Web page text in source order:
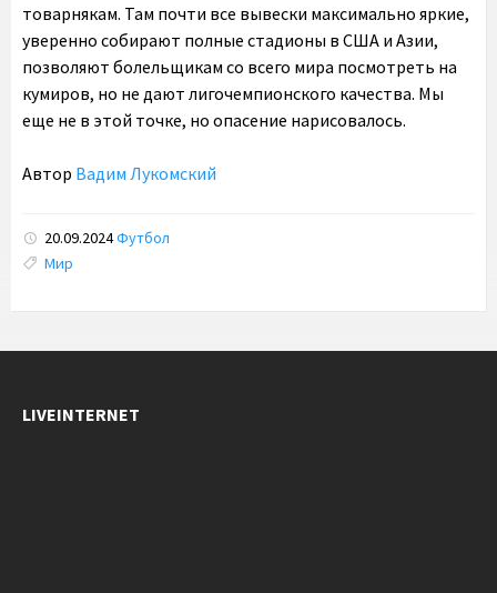
товарнякам. Там почти все вывески максимально яркие,
уверенно собирают полные стадионы в США и Азии,
позволяют болельщикам со всего мира посмотреть на
кумиров, но не дают лигочемпионского качества. Мы
еще не в этой точке, но опасение нарисовалось.
Автор Вадим Лукомский
20.09.2024Футбол
Tags:
Мир
LIVEINTERNET